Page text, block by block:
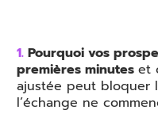
1. Pourquoi vos
premières minutes et
ajustée peut bloquer
l’échange ne